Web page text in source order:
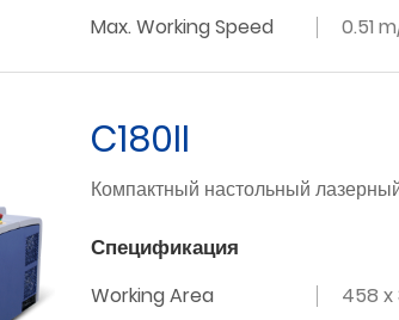
Max. Working Speed
0.51
C180II
Компактный настольный
Спецификация
Working Area
458 x